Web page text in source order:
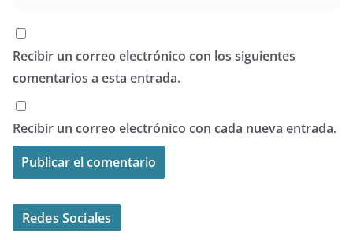
Recibir un correo electrónico con los siguientes
comentarios a esta entrada.
Recibir un correo electrónico con cada nueva entrada.
Redes Sociales